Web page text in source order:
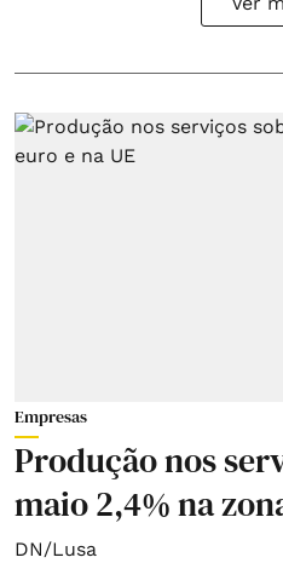
Empresas
Produção nos
maio 2,4% na
DN/Lusa